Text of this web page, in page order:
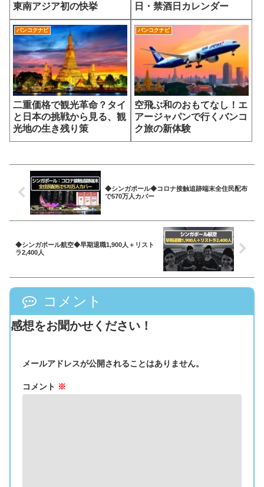
東南アジア初の快挙
日・禁酒日カレンダー
バンコクナビ
二重価格で観光革命？タイ
と日本の挑戦から見る、観
光地の生き残り策
バンコクナビ
空飛ぶ和のおもてなし！エ
アージャパンで行くバンコ
ク旅の新体験
◆シンガポール◆コロナ接触追跡端末全住民配布
で570万人カバー
◆シンガポール航空◆早期退職1,900人＋リスト
ラ2,400人
コメント
感想をお聞かせください！
メールアドレスが公開されることはありません。
コメント ※